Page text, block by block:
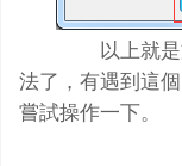
以上就是
法了，有遇到這
嘗試操作一下。